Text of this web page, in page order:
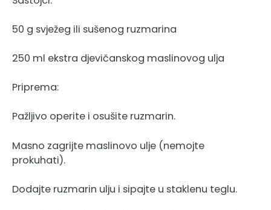
50 g svježeg ili sušenog ruzmarina
250 ml ekstra djevičanskog maslinovog ulja
Priprema:
Pažljivo operite i osušite ruzmarin.
Masno zagrijte maslinovo ulje (nemojte
prokuhati).
Dodajte ruzmarin ulju i sipajte u staklenu teglu.